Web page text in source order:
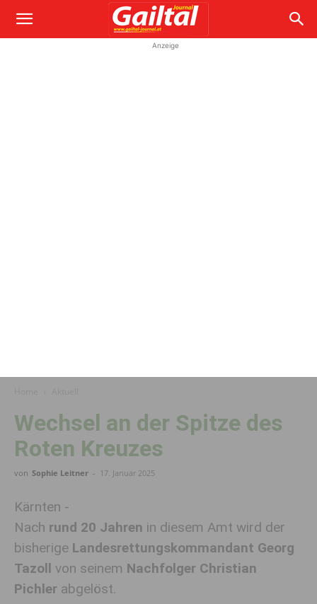
Anzeige
Wechsel an der Spitze des
Roten Kreuzes
von Sophie Leitner - 17. Januar 2025
Kärnten -
Nach rund 20 Jahren in diesem Amt wird der
bisherige Landesrettungskommandant Georg
Tazoll von seinem Nachfolger Christian
Pichler abgelöst.